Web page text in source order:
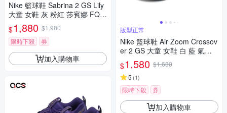
Nike 籃球鞋 Sabrina 2 GS Lily
大童 女鞋 灰 粉紅 莎賓娜 FQ7
376-101
$1,880 $1,980
限時下殺
券
加入購物車
版型正常
Nike 籃球鞋 Air Zoom Crossov
er 2 GS 大童 女鞋 白 藍 氣墊
運動鞋 FB2689-103
$1,580 $1,680
5 (1)
限時下殺 券
加入購物車